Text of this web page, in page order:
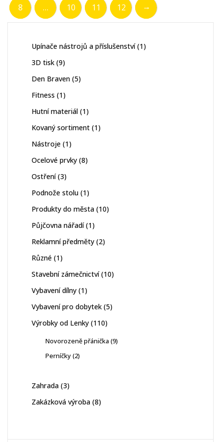
8 … 10 11 12 →
Upínače nástrojů a příslušenství 11
3D tisk 99
Den Braven 55
Fitness 11
Hutní materiál 11
Kovaný sortiment 11
Nástroje 11
Ocelové prvky 88
Ostření 33
Podnože stolu 11
Produkty do města 1010
Půjčovna nářadí 11
Reklamní předměty 22
Různé 11
Stavební zámečnictví 1010
Vybavení dílny 11
Vybavení pro dobytek 55
Výrobky od Lenky 110110
Novorozeně přánička 99
Perníčky 22
Zahrada 33
Zakázková výroba 88